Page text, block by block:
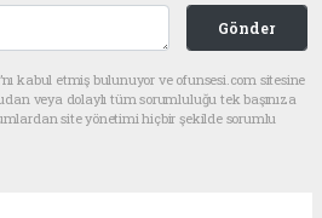
Gönder
kabul etmiş bulunuyor ve ofunsesi.com sitesine
veya dolaylı tüm sorumluluğu tek başınıza
site yönetimi hiçbir şekilde sorumlu